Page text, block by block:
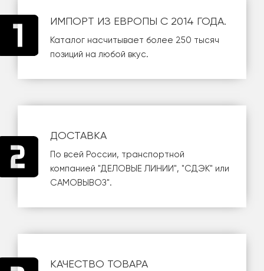
ИМПОРТ ИЗ ЕВРОПЫ С 2014 ГОДА.
Каталог насчитывает более 250 тысяч
позиций на любой вкус.
ДОСТАВКА
По всей России, транспортной
компанией "ДЕЛОВЫЕ ЛИНИИ", "СДЭК" или
САМОВЫВОЗ".
КАЧЕСТВО ТОВАРА